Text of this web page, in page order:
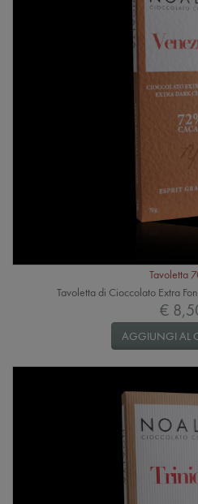
Tavoletta
Tavoletta di Cioccolato Extra
€
AGGIUNGI AL